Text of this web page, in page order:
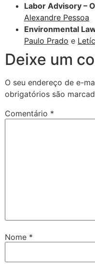
Labor Advisory –
Alexandre Pessoa
Environmental
Paulo Prado e
Deixe um
O seu endereço de e-
obrigatórios são
Comentário *
Nome *